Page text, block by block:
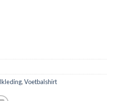
,Voetbalshirt